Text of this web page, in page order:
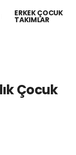
ERKEK ÇOCUK
TAKIMLAR
Çocuk